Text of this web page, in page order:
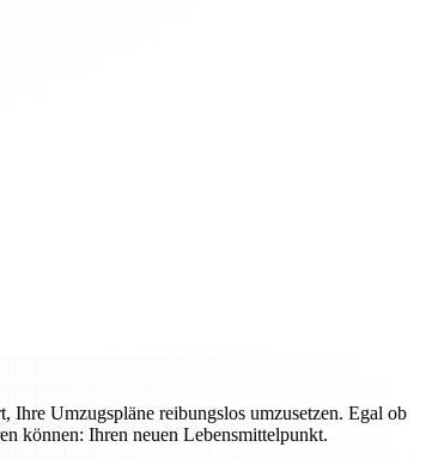
Ihre Umzugspläne reibungslos umzusetzen. Egal ob
können: Ihren neuen Lebensmittelpunkt.